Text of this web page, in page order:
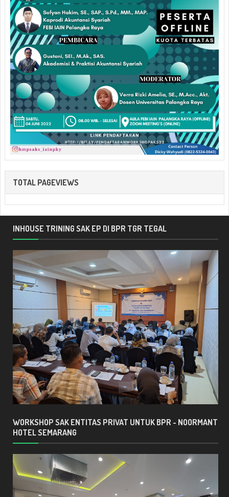
TOTAL PAGEVIEWS
INHOUSE TRINING SAK EP DI BPR TGR TEGAL
WORKSHOP SAK ENTITAS PRIVAT UNTUK BPR - NOORMANT
HOTEL SEMARANG